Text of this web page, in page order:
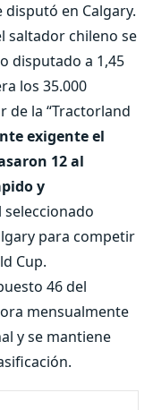
disputó en Calgary.
saltador chileno se
disputado a 1,45
los 35.000
de la “Tractorland
exigente el
12 al
y
seleccionado
para competir
Cup.
46 del
mensualmente
y se mantiene